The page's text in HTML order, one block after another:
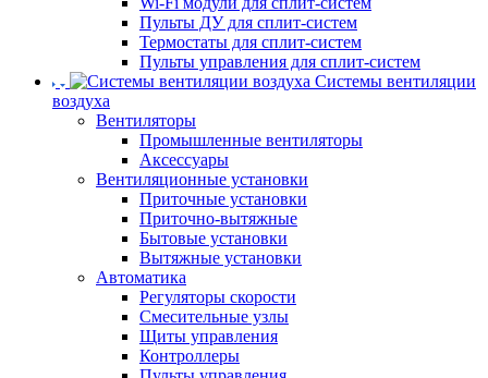
Пульты ДУ для сплит-систем
Термостаты для сплит-систем
Пульты управления для сплит-систем
Системы вентиляции
воздуха
Вентиляторы
Промышленные вентиляторы
Аксессуары
Вентиляционные установки
Приточные установки
Приточно-вытяжные
Бытовые установки
Вытяжные установки
Автоматика
Регуляторы скорости
Смесительные узлы
Щиты управления
Контроллеры